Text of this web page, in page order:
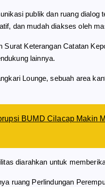
publik dan ruang dialog
dan mudah diakses oleh
Keterangan Catatan
lainnya.
Lounge, sebuah area
BUMD Cilacap Makin
diarahkan untuk
ruang Perlindungan